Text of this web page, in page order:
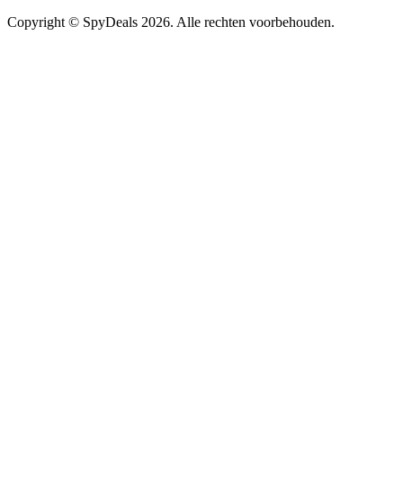
Copyright © SpyDeals 2026. Alle rechten voorbehouden.